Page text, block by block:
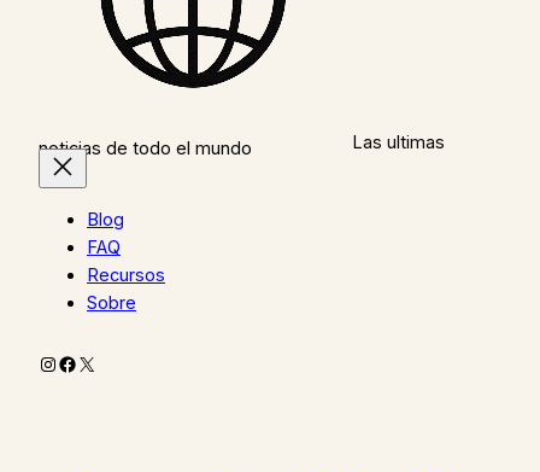
Las ultimas
noticias de todo el mundo
Blog
FAQ
Recursos
Sobre
Instagram
Facebook
X